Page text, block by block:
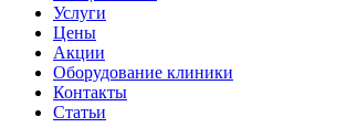
Услуги
Цены
Акции
Оборудование клиники
Контакты
Статьи